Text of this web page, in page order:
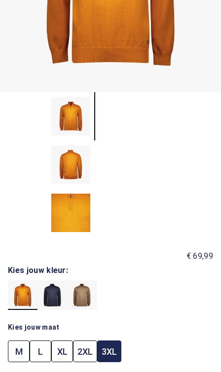
€ 69,99
Kies jouw kleur:
Kies jouw maat
M L XL 2XL 3XL